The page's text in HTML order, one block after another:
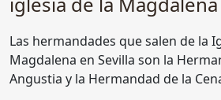
Las hermandades que salen de la
Magdalena en Sevilla son la
Angustia y la Hermandad de la